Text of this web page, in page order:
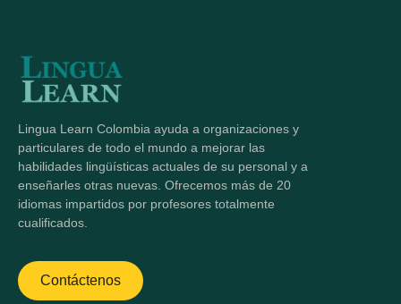
Lingua Learn Colombia ayuda a organizaciones y
particulares de todo el mundo a mejorar las
habilidades lingüísticas actuales de su personal y a
enseñarles otras nuevas. Ofrecemos más de 20
idiomas impartidos por profesores totalmente
cualificados.
Contáctenos